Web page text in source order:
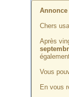
Annonce
Chers
Après
Vous
En vous